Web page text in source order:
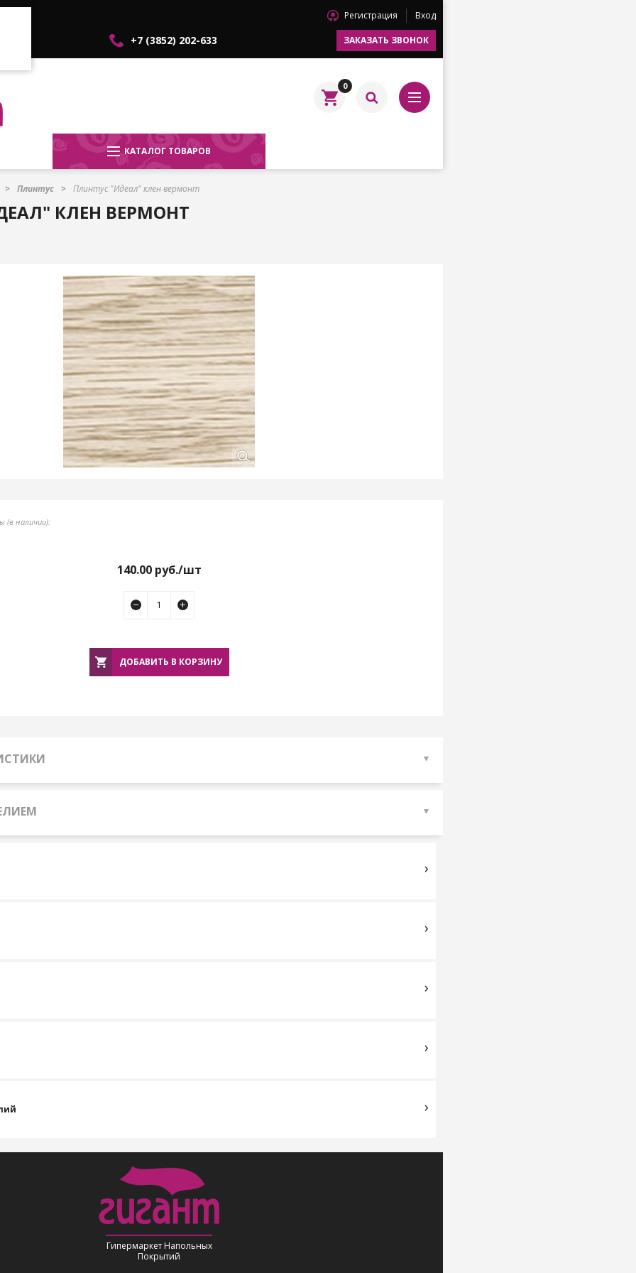
Регистрация Вход
+7 (3852) 202-633 ЗАКАЗАТЬ ЗВОНОК
0
КАТАЛОГ ТОВАРОВ
Плинтус Плинтус "Идеал" клен вермонт
КЛЕН ВЕРМОНТ
(в наличии):
140.00руб./шт
ДОБАВИТЬ В КОРЗИНУ
Гипермаркет Напольных
Покрытий